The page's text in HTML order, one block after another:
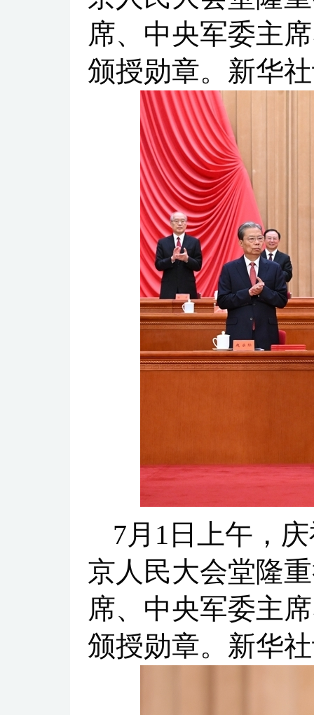
席、中央军委主
颁授勋章。新华
7月1日上午，
京人民大会堂隆
席、中央军委主
颁授勋章。新华